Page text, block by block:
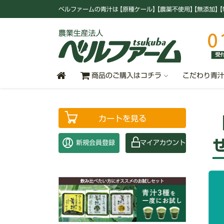
ベルファームの青汁は【原種ケール】【農薬不使用】【無添加】【
商品のご購入はコチラ こだわり青汁
カートを見る
新規会員登録 マイアカウント